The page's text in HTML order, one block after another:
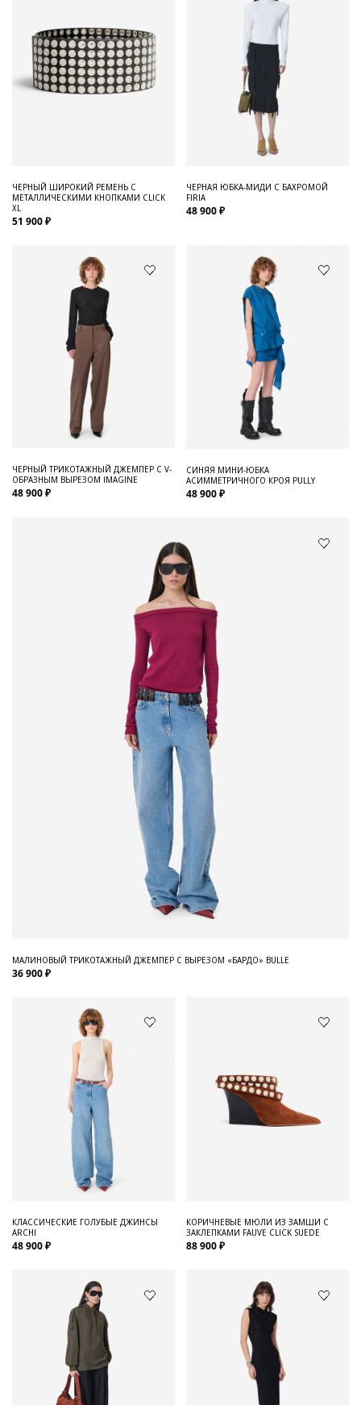
ЧЕРНЫЙ ШИРОКИЙ РЕМЕНЬ С
МЕТАЛЛИЧЕСКИМИ КНОПКАМИ CLICK
XL
51 900 ₽
ЧЕРНАЯ ЮБКА-МИДИ С БАХРОМОЙ
FIRIA
48 900 ₽
ЧЕРНЫЙ ТРИКОТАЖНЫЙ ДЖЕМПЕР С V-
ОБРАЗНЫМ ВЫРЕЗОМ IMAGINE
48 900 ₽
СИНЯЯ МИНИ-ЮБКА
АСИММЕТРИЧНОГО КРОЯ PULLY
48 900 ₽
МАЛИНОВЫЙ ТРИКОТАЖНЫЙ ДЖЕМПЕР С ВЫРЕЗОМ «БАРДО» BULLE
36 900 ₽
КЛАССИЧЕСКИЕ ГОЛУБЫЕ ДЖИНСЫ
ARCHI
48 900 ₽
КОРИЧНЕВЫЕ МЮЛИ ИЗ ЗАМШИ С
ЗАКЛЕПКАМИ FAUVE CLICK SUEDE
88 900 ₽